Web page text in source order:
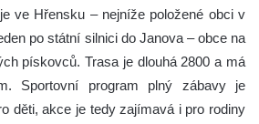
ve Hřensku – nejníže položené obci v
po státní silnici do Janova – obce na
pískovců. Trasa je dlouhá 2800 a má
Sportovní program plný zábavy je
děti, akce je tedy zajímavá i pro rodiny